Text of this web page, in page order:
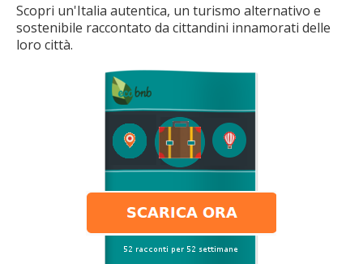
Scopri un'Italia autentica, un turismo alternativo e
sostenibile raccontato da cittandini innamorati delle
loro città.